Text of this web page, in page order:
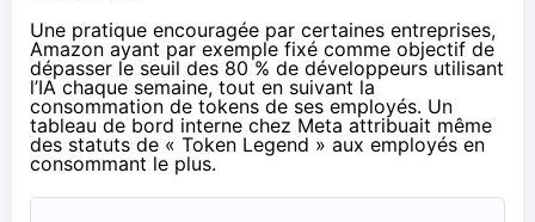
Une pratique encouragée par certaines entreprises,
Amazon ayant par exemple fixé comme objectif de
dépasser le seuil des 80 % de développeurs utilisant
l’IA chaque semaine, tout en suivant la
consommation de tokens de ses employés. Un
tableau de bord interne chez Meta attribuait même
des statuts de « Token Legend » aux employés en
consommant le plus.